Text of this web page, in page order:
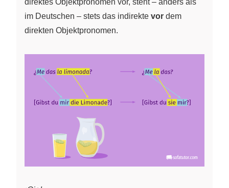
im Deutschen – stets das indirekte vor dem
direkten Objektpronomen.